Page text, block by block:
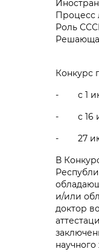
Процесс
Роль
Конкурс
- с 1
- с 16
- 27
В
и/или
доктор